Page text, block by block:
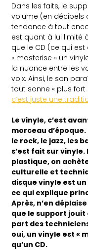
Dans les faits, le
volume (en décibels
tendance à tout
est quant à lui limité
que le CD (ce qui
« masterise » un
la nuance entre les
voix. Ainsi, le son
tout sonne « plus fort
c’est juste une
Le vinyle, c’est
morceau
le rock, le jazz, les
s’est fait sur
plastique, on
culturelle et
disque vinyle est
ce qui explique
Après, n’en
que le support jouit
part des
oui, un vinyle est «
qu’un CD.